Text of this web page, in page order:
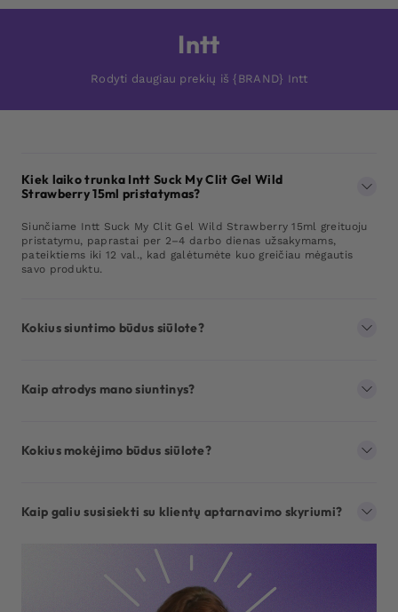
Intt
Rodyti daugiau prekių iš {BRAND} Intt
Kiek laiko trunka Intt Suck My Clit Gel Wild
Strawberry 15ml pristatymas?
Siunčiame Intt Suck My Clit Gel Wild Strawberry 15ml greituoju
pristatymu, paprastai per 2–4 darbo dienas užsakymams,
pateiktiems iki 12 val., kad galėtumėte kuo greičiau mėgautis
savo produktu.
Kokius siuntimo būdus siūlote?
Kaip atrodys mano siuntinys?
Kokius mokėjimo būdus siūlote?
Kaip galiu susisiekti su klientų aptarnavimo skyriumi?